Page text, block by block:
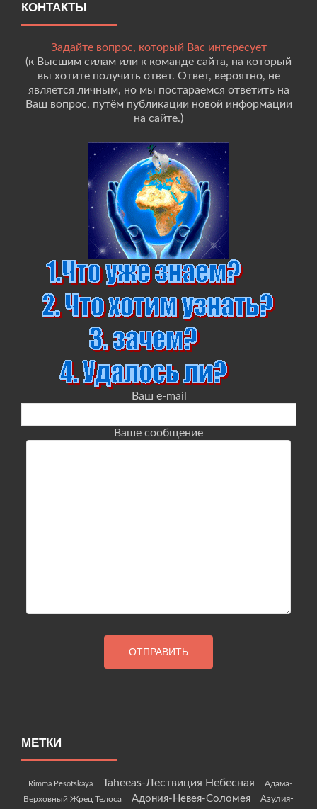
КОНТАКТЫ
Задайте вопрос, который Вас интересует
(к Высшим силам или к команде сайта, на который
вы хотите получить ответ. Ответ, вероятно, не
является личным, но мы постараемся ответить на
Ваш вопрос, путём публикации новой информации
на сайте.)
Ваш e-mail
Ваше сообщение
МЕТКИ
Rimma Pesotskaya Taheeas-Лествиция Небесная
Адама-
Верховный Жрец Телоса
Адония-Невея-Соломея
Азулия-